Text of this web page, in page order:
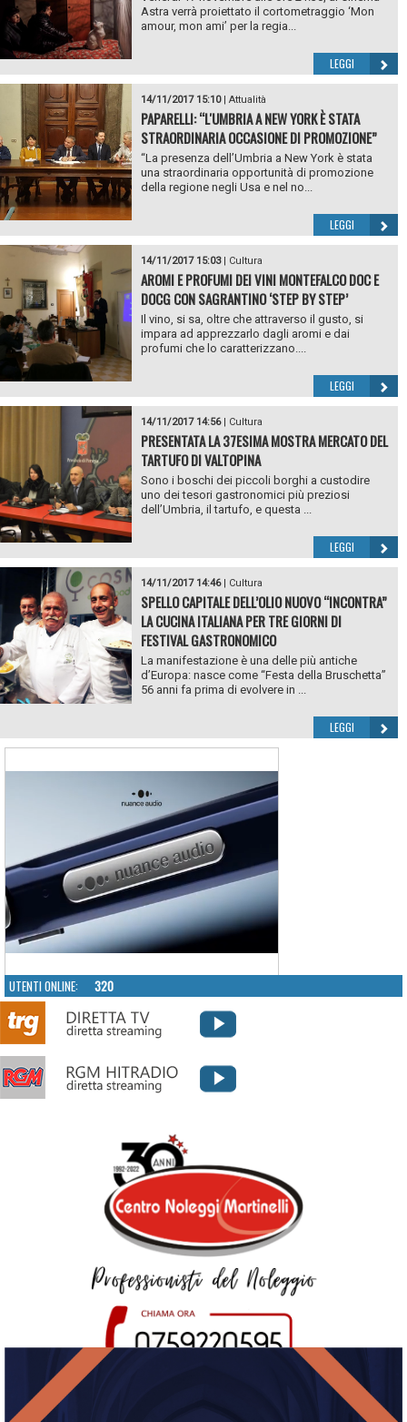
Astra verrà proiettato il cortometraggio ‘Mon
amour, mon ami’ per la regia...
LEGGI
14/11/2017 15:10| Attualità
PAPARELLI: “L'UMBRIA A NEW YORK È STATA
STRAORDINARIA OCCASIONE DI PROMOZIONE”
“La presenza dell’Umbria a New York è stata
una straordinaria opportunità di promozione
della regione negli Usa e nel no...
LEGGI
14/11/2017 15:03| Cultura
AROMI E PROFUMI DEI VINI MONTEFALCO DOC E
DOCG CON SAGRANTINO ‘STEP BY STEP’
Il vino, si sa, oltre che attraverso il gusto, si
impara ad apprezzarlo dagli aromi e dai
profumi che lo caratterizzano....
LEGGI
14/11/2017 14:56| Cultura
PRESENTATA LA 37ESIMA MOSTRA MERCATO DEL
TARTUFO DI VALTOPINA
Sono i boschi dei piccoli borghi a custodire
uno dei tesori gastronomici più preziosi
dell’Umbria, il tartufo, e questa ...
LEGGI
14/11/2017 14:46| Cultura
SPELLO CAPITALE DELL’OLIO NUOVO “INCONTRA”
LA CUCINA ITALIANA PER TRE GIORNI DI
FESTIVAL GASTRONOMICO
La manifestazione è una delle più antiche
d’Europa: nasce come “Festa della Bruschetta”
56 anni fa prima di evolvere in ...
LEGGI
UTENTI ONLINE: 320